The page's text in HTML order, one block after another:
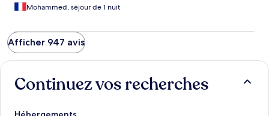
Mohammed, séjour de 1 nuit
Afficher 947 avis
Continuez vos recherches